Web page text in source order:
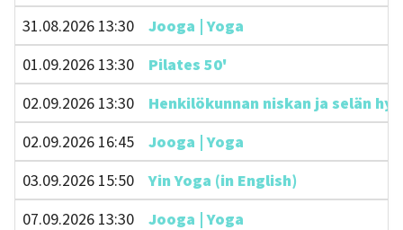
31.08.2026 13:30
Jooga | Yoga
01.09.2026 13:30
Pilates 50'
02.09.2026 13:30
Henkilökunnan niskan ja selän
02.09.2026 16:45
Jooga | Yoga
03.09.2026 15:50
Yin Yoga (in English)
07.09.2026 13:30
Jooga | Yoga